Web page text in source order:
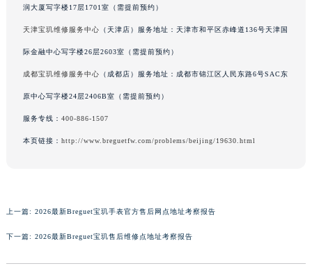
澳门特别行政区嘉模堂区官也街宝玑售后服务中心（需提前预约）
澳门省路氹城市金光大道宝玑售后服务中心（需提前预约）
澳门特别行政区望德堂区塔石广场宝玑售后服务中心（需提前预约）
润大厦写字楼17层1701室（需提前预约）
天津宝玑维修服务中心 （天津店）服务地址：天津市和平区赤峰道136号天津国
际金融中心写字楼26层2603室（需提前预约）
成都宝玑维修服务中心 （成都店）服务地址：成都市锦江区人民东路6号SAC东
原中心写字楼24层2406B室（需提前预约）
服务专线： 400-886-1507
本页链接： http://www.breguetfw.com/problems/beijing/19630.html
上一篇: 2026最新Breguet宝玑手表官方售后网点地址考察报告
下一篇: 2026最新Breguet宝玑售后维修点地址考察报告